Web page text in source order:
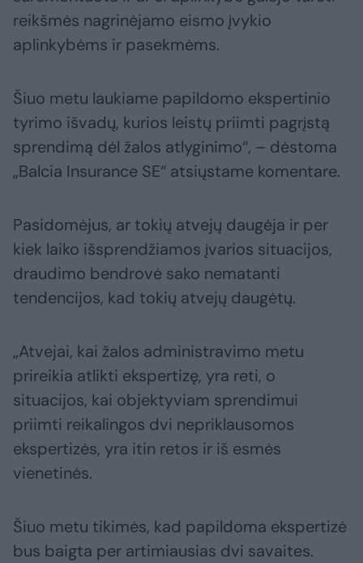
reikšmės nagrinėjamo eismo įvykio
aplinkybėms ir pasekmėms.
Šiuo metu laukiame papildomo ekspertinio
tyrimo išvadų, kurios leistų priimti pagrįstą
sprendimą dėl žalos atlyginimo“, – dėstoma
„Balcia Insurance SE“ atsiųstame komentare.
Pasidomėjus, ar tokių atvejų daugėja ir per
kiek laiko išsprendžiamos įvarios situacijos,
draudimo bendrovė sako nematanti
tendencijos, kad tokių atvejų daugėtų.
„Atvejai, kai žalos administravimo metu
prireikia atlikti ekspertizę, yra reti, o
situacijos, kai objektyviam sprendimui
priimti reikalingos dvi nepriklausomos
ekspertizės, yra itin retos ir iš esmės
vienetinės.
Šiuo metu tikimės, kad papildoma ekspertizė
bus baigta per artimiausias dvi savaites.